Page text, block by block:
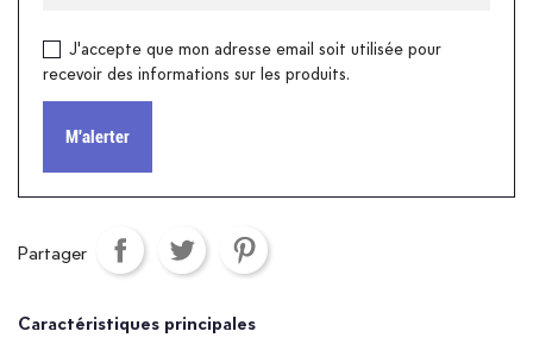
J'accepte que mon adresse email soit utilisée pour
recevoir des informations sur les produits.
M'alerter
Partager
Caractéristiques principales